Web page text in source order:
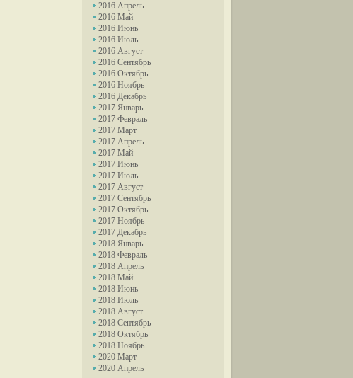
2016 Апрель
2016 Май
2016 Июнь
2016 Июль
2016 Август
2016 Сентябрь
2016 Октябрь
2016 Ноябрь
2016 Декабрь
2017 Январь
2017 Февраль
2017 Март
2017 Апрель
2017 Май
2017 Июнь
2017 Июль
2017 Август
2017 Сентябрь
2017 Октябрь
2017 Ноябрь
2017 Декабрь
2018 Январь
2018 Февраль
2018 Апрель
2018 Май
2018 Июнь
2018 Июль
2018 Август
2018 Сентябрь
2018 Октябрь
2018 Ноябрь
2020 Март
2020 Апрель